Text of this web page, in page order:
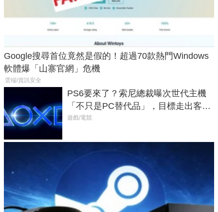
Google搜尋首位竟然是假的！超過70款熱門Windows
軟體爆「山寨官網」危機
雲端/資訊安全
PS6要來了？索尼總裁曝次世代主機
「不只是PC替代品」，目標走出客
廳、進軍電競桌面
遊戲/電競